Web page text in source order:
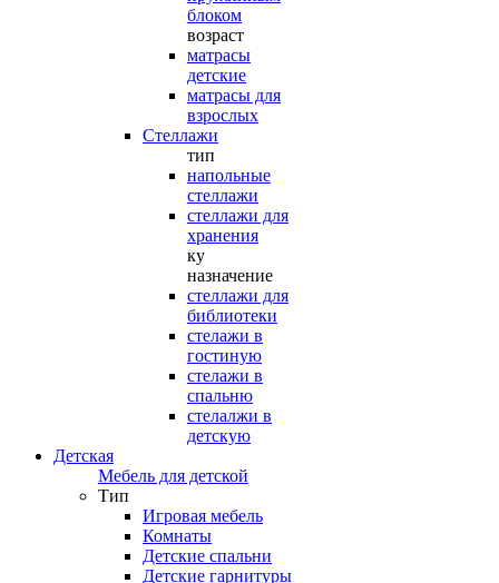
блоком
возраст
матрасы
детские
матрасы для
взрослых
Стеллажи
тип
напольные
стеллажи
стеллажи для
хранения
ку
назначение
стеллажи для
библиотеки
стелажи в
гостиную
стелажи в
спальню
стелалжи в
детскую
Детская
Мебель для детской
Тип
Игровая мебель
Комнаты
Детские спальни
Детские гарнитуры